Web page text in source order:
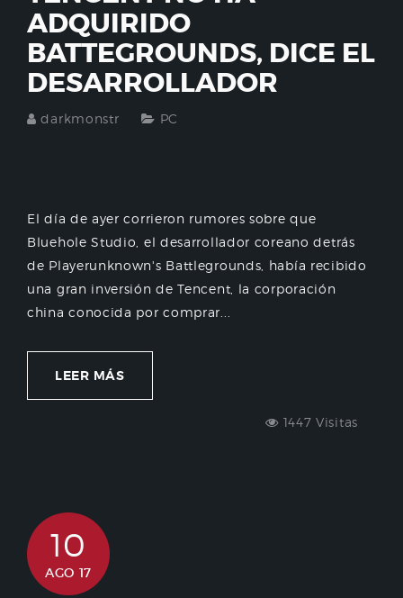
ADQUIRIDO
BATTEGROUNDS, DICE EL
DESARROLLADOR
darkmonstr PC
El día de ayer corrieron rumores sobre que
Bluehole Studio, el desarrollador coreano detrás
de Playerunknown's Battlegrounds, había recibido
una gran inversión de Tencent, la corporación
china conocida por comprar...
LEER MÁS
1447 Visitas
10
AGO 17